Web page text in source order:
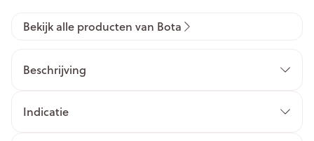
Bekijk alle producten van Bota
Beschrijving
Indicatie